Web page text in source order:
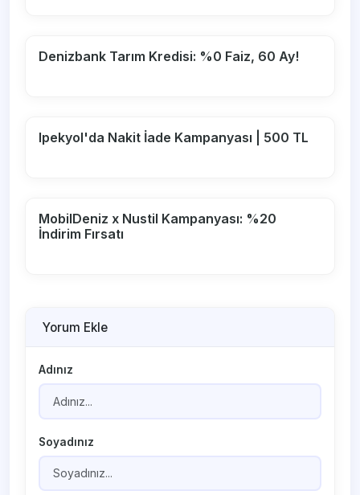
Denizbank Tarım Kredisi: %0 Faiz, 60 Ay!
Ipekyol'da Nakit İade Kampanyası | 500 TL
MobilDeniz x Nustil Kampanyası: %20
İndirim Fırsatı
Yorum Ekle
Adınız
Soyadınız